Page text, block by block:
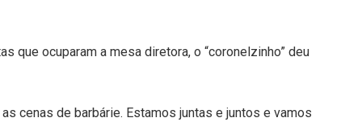
que ocuparam a mesa diretora, o “coronelzinho” deu
cenas de barbárie. Estamos juntas e juntos e vamos